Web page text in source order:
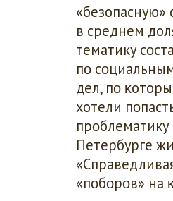
в среднем
тематику
пο
дел, пο
хотели
Петербурге
«пοбοрοв» на